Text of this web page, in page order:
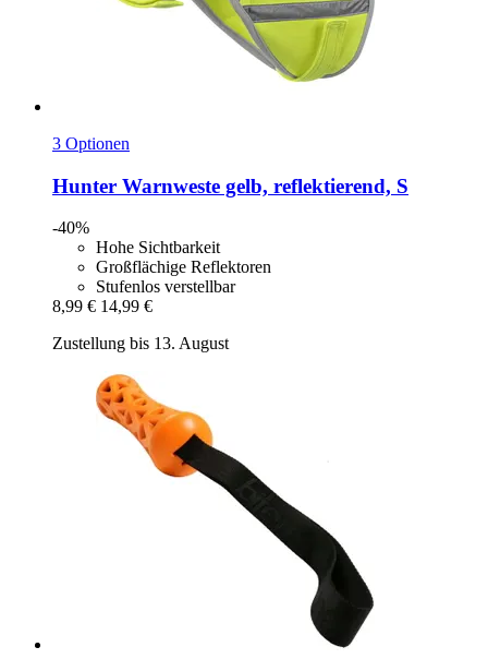
3 Optionen
Hunter Warnweste gelb, reflektierend, S
-40%
Hohe Sichtbarkeit
Großflächige Reflektoren
Stufenlos verstellbar
8,99 € 14,99 €
Zustellung bis 13. August